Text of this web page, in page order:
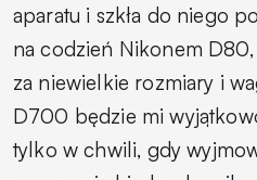
aparatu i szkła do niego
na codzień Nikonem
za niewielkie rozmiary i
D700 będzie mi
tylko w chwili, gdy